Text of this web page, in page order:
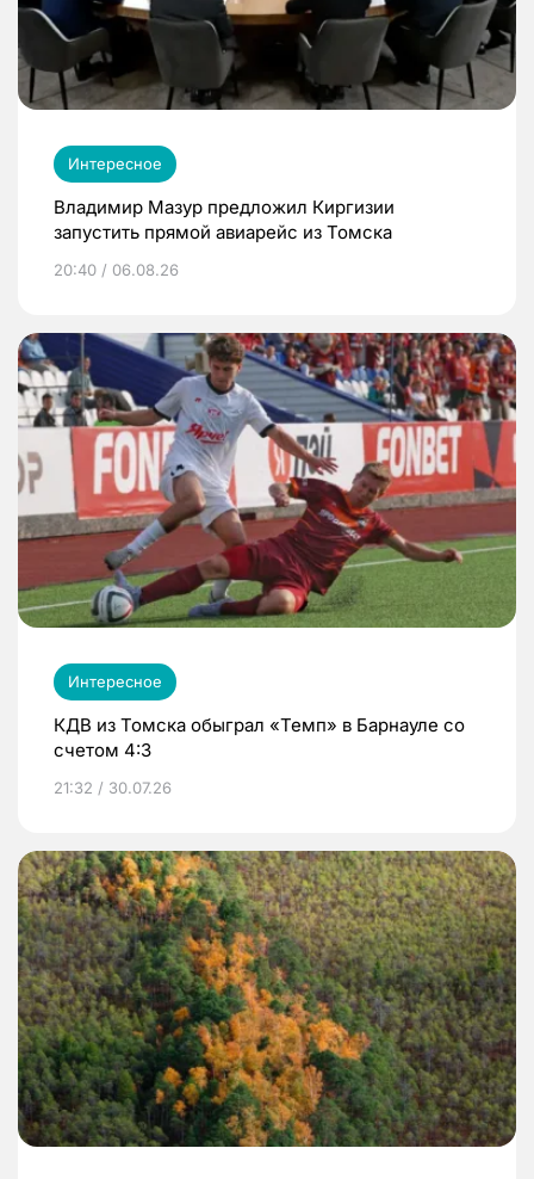
Интересное
Владимир Мазур предложил Киргизии
запустить прямой авиарейс из Томска
20:40 / 06.08.26
Интересное
КДВ из Томска обыграл «Темп» в Барнауле со
счетом 4:3
21:32 / 30.07.26